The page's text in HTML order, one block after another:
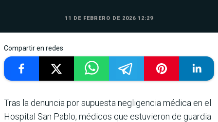
11 DE FEBRERO DE 2026 12:29
Compartir en redes
Tras la denuncia por supuesta negligencia médica en el
Hospital San Pablo, médicos que estuvieron de guardia